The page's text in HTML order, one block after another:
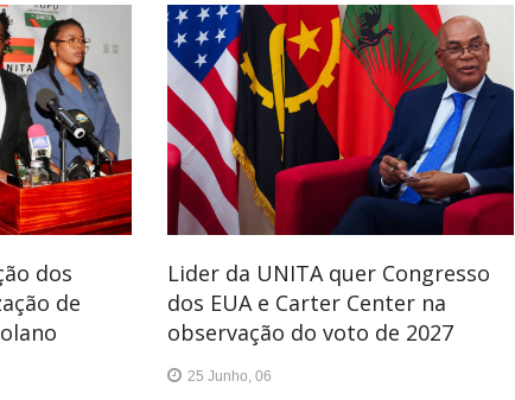
dos
de
Lider da UNITA quer Congresso
dos EUA e Carter Center na
observação do voto de 2027
25 Junho, 06